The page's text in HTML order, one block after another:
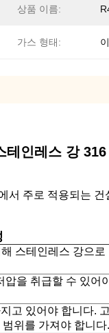
상품 이름:
가스 형태:
테인레스 강 316
주로 적용되는
스테인레스 강으로
압을 취급할 수 있어
고 있어야 합니다.
위를 가져야 합니다.